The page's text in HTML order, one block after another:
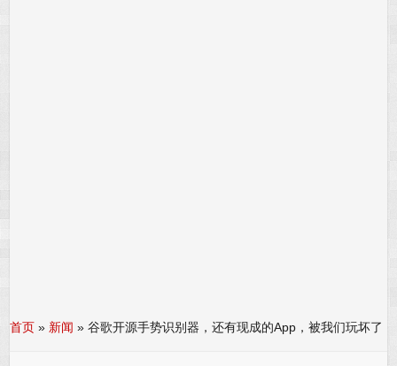
首页 » 新闻 »谷歌开源手势识别器，还有现成的App，被我们玩坏了